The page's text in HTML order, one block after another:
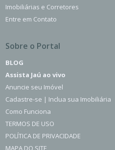
Imobiliárias e Corretores
Entre em Contato
Sobre o Portal
BLOG
Assista Jaú ao vivo
Anuncie seu Imóvel
Cadastre-se | Inclua sua Imobiliária
Como Funciona
TERMOS DE USO
POLÍTICA DE PRIVACIDADE
MAPA DO SITE